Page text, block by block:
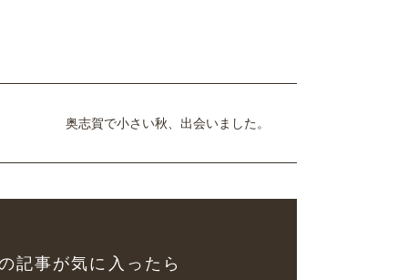
奥志賀で小さい秋、出会いました。
記事が気に入ったら